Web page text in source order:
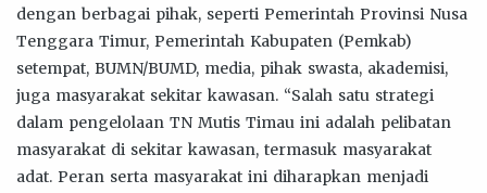
dengan berbagai pihak, seperti Pemerintah Provinsi Nusa
Tenggara Timur, Pemerintah Kabupaten (Pemkab)
setempat, BUMN/BUMD, media, pihak swasta, akademisi,
juga masyarakat sekitar kawasan. “Salah satu strategi
dalam pengelolaan TN Mutis Timau ini adalah pelibatan
masyarakat di sekitar kawasan, termasuk masyarakat
adat. Peran serta masyarakat ini diharapkan menjadi